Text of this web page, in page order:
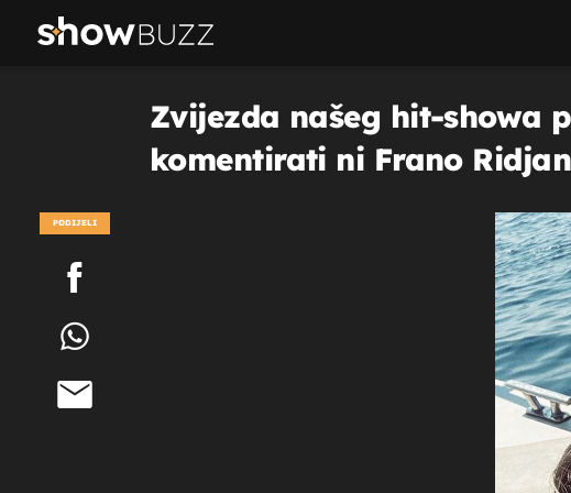
Zvijezda našeg hit-showa
komentirati ni Frano
PODIJELI